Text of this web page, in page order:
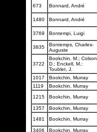
673
Bonnard, André
1480 Bonnard, André
3769
Bontempi, Luigi
3835
Bontemps, Charles-
Auguste
3722
Bookchin, M.; Colson,
D.; Enckell, M.;
Toublet, J.
1017 Bookchin, Murray
1119
Bookchin, Murray
1215
Bookchin, Murray
1357
Bookchin, Murray
1481
Bookchin, Murray
3406
Bookchin, Murray